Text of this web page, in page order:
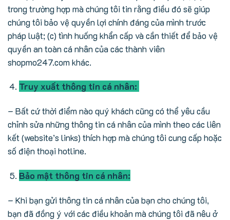
trong trường hợp mà chúng tôi tin rằng điều đó sẽ giúp
chúng tôi bảo vệ quyền lợi chính đáng của mình trước
pháp luật; (c) tình huống khẩn cấp và cần thiết để bảo vệ
quyền an toàn cá nhân của các thành viên
shopmo247.com khác.
Truy xuất thông tin cá nhân:
– Bất cứ thời điểm nào quý khách cũng có thể yêu cầu
chỉnh sửa những thông tin cá nhân của mình theo các liên
kết (website’s links) thích hợp mà chúng tôi cung cấp hoặc
số điện thoại hotline.
Bảo mật thông tin cá nhân:
– Khi bạn gửi thông tin cá nhân của bạn cho chúng tôi,
bạn đã đồng ý với các điều khoản mà chúng tôi đã nêu ở